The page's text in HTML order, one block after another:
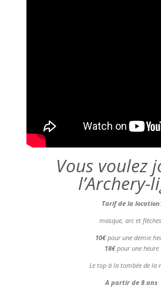
Vous voulez
l’Archery-
Tarif de la location:
masque, arc et
10€pour une demie
18€pour une heure
Le top à la tombée de la
A partir de 8 ans